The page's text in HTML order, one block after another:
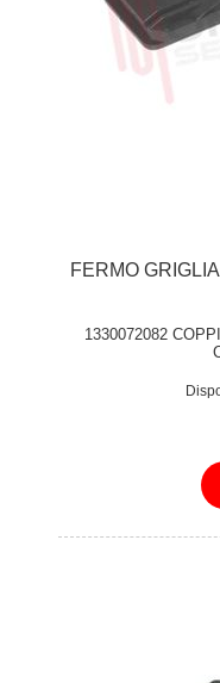
FERMO
1330072082